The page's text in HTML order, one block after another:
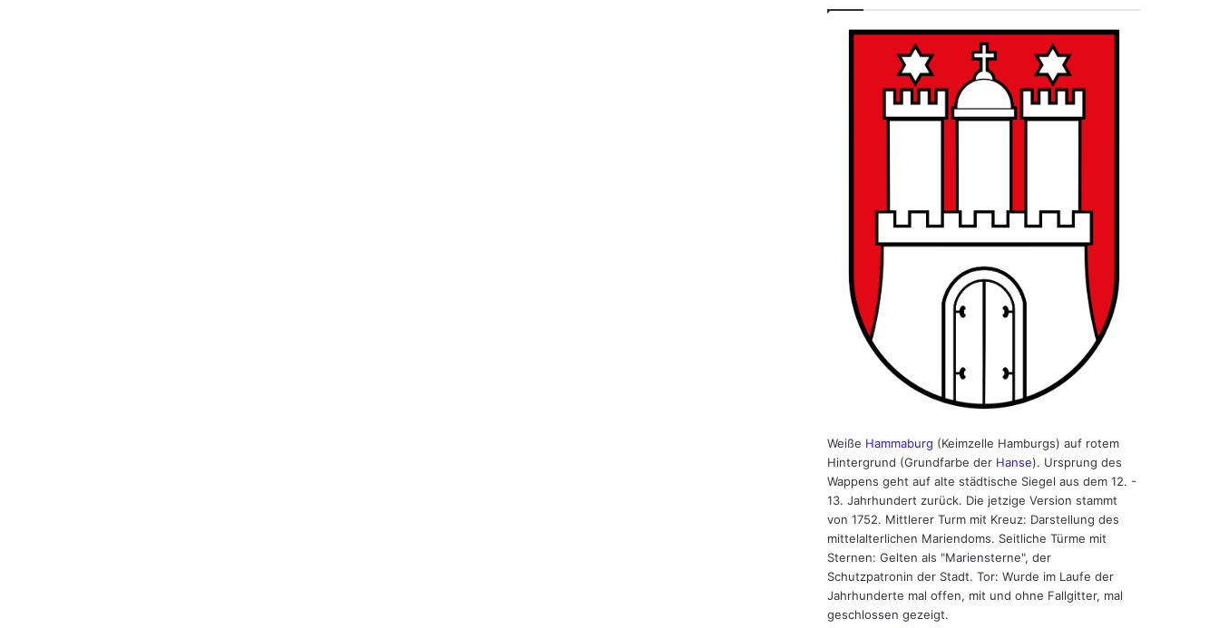
Weiße Hammaburg (Keimzelle Hamburgs) auf rotem
Hintergrund (Grundfarbe der Hanse). Ursprung des
Wappens geht auf alte städtische Siegel aus dem 12. -
13. Jahrhundert zurück. Die jetzige Version stammt
von 1752. Mittlerer Turm mit Kreuz: Darstellung des
mittelalterlichen Mariendoms. Seitliche Türme mit
Sternen: Gelten als "Mariensterne", der
Schutzpatronin der Stadt. Tor: Wurde im Laufe der
Jahrhunderte mal offen, mit und ohne Fallgitter, mal
geschlossen gezeigt.